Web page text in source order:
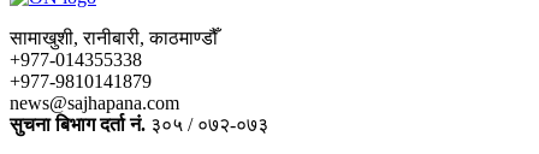
सामाखुशी, रानीबारी, काठमाण्डौँ
+977-014355338
+977-9810141879
news@sajhapana.com
सुचना बिभाग दर्ता नं. ३०५ / ०७२-०७३